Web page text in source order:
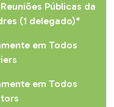
Públicas da
(1 delegado)*
em Todos
em Todos